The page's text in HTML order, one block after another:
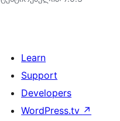
Learn
Support
Developers
WordPress.tv ↗